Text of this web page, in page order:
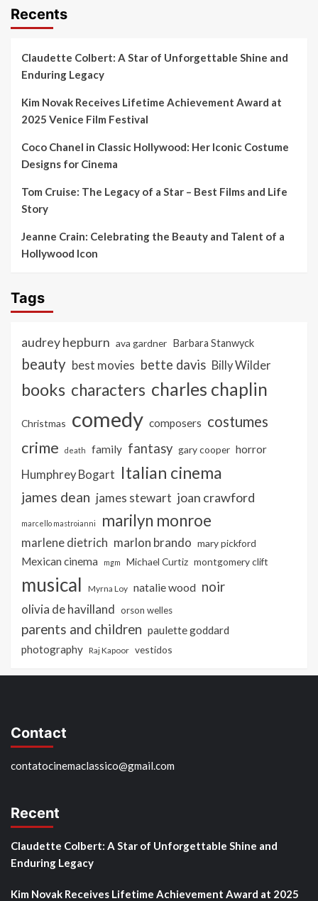
Recents
Claudette Colbert: A Star of Unforgettable Shine and
Enduring Legacy
Kim Novak Receives Lifetime Achievement Award at
2025 Venice Film Festival
Coco Chanel in Classic Hollywood: Her Iconic Costume
Designs for Cinema
Tom Cruise: The Legacy of a Star – Best Films and Life
Story
Jeanne Crain: Celebrating the Beauty and Talent of a
Hollywood Icon
Tags
audrey hepburn ava gardner Barbara Stanwyck
beauty best movies bette davis Billy Wilder
books characters charles chaplin
Christmas comedy composers costumes
crime death family fantasy gary cooper horror
Humphrey Bogart Italian cinema
james dean james stewart joan crawford
marcello mastroianni marilyn monroe
marlene dietrich marlon brando mary pickford
Mexican cinema mgm Michael Curtiz montgomery clift
musical Myrna Loy natalie wood noir
olivia de havilland orson welles
parents and children paulette goddard
photography Raj Kapoor vestidos
Contact
contatocinemaclassico@gmail.com
Recent
Claudette Colbert: A Star of Unforgettable Shine and
Enduring Legacy
Kim Novak Receives Lifetime Achievement Award at 2025